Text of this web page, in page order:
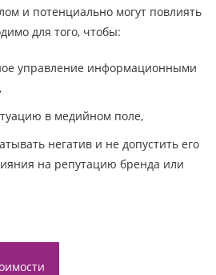
и потенциально могут повлиять
для того, чтобы:
управление информационными
в медийном поле,
негатив и не допустить его
на репутацию бренда или